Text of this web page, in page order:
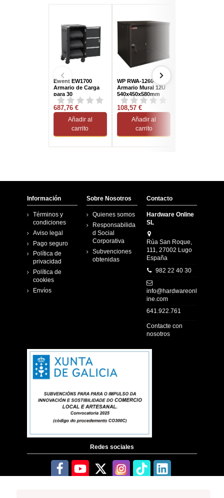
Ewent EW1700
Armario de Carga
para 30
Dispositivos
687,76 €
Añadir al
carrito
WP RWA-12604-B
Armario Mural 12U
540x450x580mm
108,57 €
Añadir al
carrito
Información
Términos y
condiciones
Aviso legal
Pago seguro
Política de
privacidad
Política de
cookies
Envíos
Sobre Nosotros
Quienes somos
Responsabilida
d Social
Corporativa
Subvenciones
obtenidas
Contacto
Hardware Online
SL
Rúa San Roque,
111, 27002 Lugo
España
982 22 40 30
info@hardwareonl
ine.com
641.922.761
Contacte con
nosotros
Redes sociales